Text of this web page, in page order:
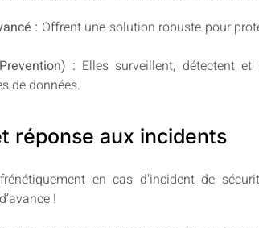
: Offrent une solution robuste pour
: Elles surveillent, détectent
de données.
réponse aux incidents
en cas d’incident de
!